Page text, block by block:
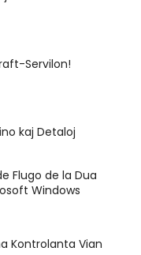
Servilon!
kaj Detaloj
Flugo de la Dua
Windows
Kontrolanta Vian